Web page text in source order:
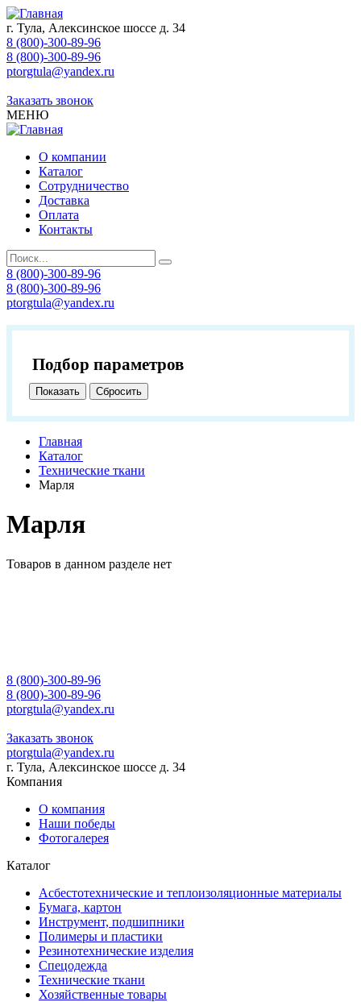
г. Тула, Алексинское шоссе д. 34
8 (800)-300-89-96
8 (800)-300-89-96
ptorgtula@yandex.ru
Заказать звонок
МЕНЮ
О компании
Каталог
Сотрудничество
Доставка
Оплата
Контакты
8 (800)-300-89-96
8 (800)-300-89-96
ptorgtula@yandex.ru
Подбор параметров
Главная
Каталог
Технические ткани
Марля
Марля
Товаров в данном разделе нет
8 (800)-300-89-96
8 (800)-300-89-96
ptorgtula@yandex.ru
Заказать звонок
ptorgtula@yandex.ru
г. Тула, Алексинское шоссе д. 34
Компания
О компания
Наши победы
Фотогалерея
Каталог
Асбестотехнические и теплоизоляционные материалы
Бумага, картон
Инструмент, подшипники
Полимеры и пластики
Резинотехнические изделия
Спецодежда
Технические ткани
Хозяйственные товары